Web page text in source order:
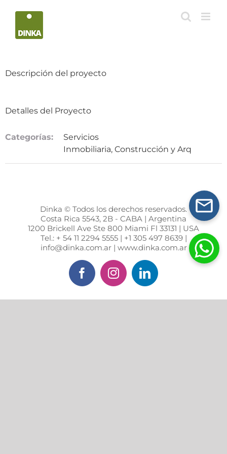
Descripción del proyecto
Detalles del Proyecto
Categorías:
Servicios
Inmobiliaria, Construcción y Arq
Dinka © Todos los derechos reservados.
Costa Rica 5543, 2B - CABA | Argentina
1200 Brickell Ave Ste 800 Miami Fl 33131 | USA
Tel.: + 54 11 2294 5555 | +1 305 497 8639 |
info@dinka.com.ar | www.dinka.com.ar
FacebookInstagramLinkedIn